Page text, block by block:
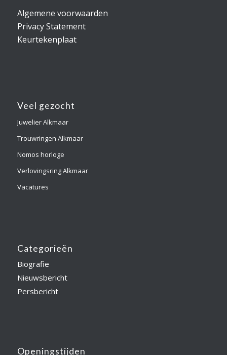
Algemene voorwaarden
Privacy Statement
Keurtekenplaat
Veel gezocht
Juwelier Alkmaar
Trouwringen Alkmaar
Nomos horloge
Verlovingsring Alkmaar
Vacatures
Categorieën
Biografie
Nieuwsbericht
Persbericht
Openingstijden